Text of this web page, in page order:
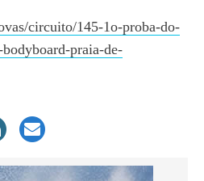
circuito/145-1o-proba-do-
praia-de-